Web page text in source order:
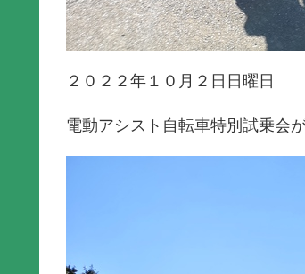
２０２２年１０月２日日曜日
電動アシスト自転車特別試乗会